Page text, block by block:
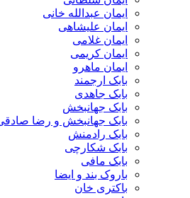
ایمان عبدالله خانی
ایمان علیشاهی
ایمان غلامی
ایمان کریمی
ایمان ماهرو
بابک ارجمند
بابک جاهدی
بابک جهانبخش
بابک جهانبخش و رضا
بابک رادمنش
بابک شکارچی
بابک مافی
باروک بند و ایضا
باکتری خان